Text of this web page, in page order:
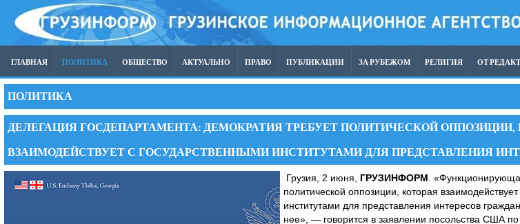
ГЛАВНАЯ ПОЛИТИКА ОБЩЕСТВО АКТУАЛЬНО ПРАВО ПУБЛИКАЦИИ ЗА РУБЕЖОМ РЕЛИГИЯ ОТ
ПОЛИТИКА
ДЕЛЕГАЦИЯ ГОСДЕПАРТАМЕНТА: ДЕМОКРАТИЯ ТРЕБУЕТ ПОЛИТИЧЕСКОЙ ОППОЗИЦИИ,
ВЗАИМОДЕЙСТВУЕТ С ГОСУДАРСТВЕННЫМИ ИНСТИТУТАМИ ДЛЯ ПРЕДСТАВЛЕНИЯ
Грузия, 2 июня, ГРУЗИНФОРМ .
политической оппозиции, которая
институтами для представления интересов
нее», — говорится в заявлении посольства США по